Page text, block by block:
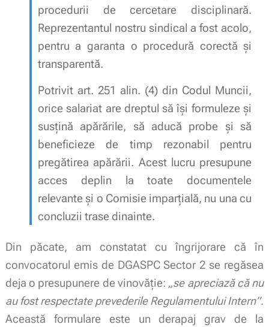
procedurii de cercetare disciplinară.
Reprezentantul nostru sindical a fost acolo,
pentru a garanta o procedură corectă și
transparentă.
Potrivit art. 251 alin. (4) din Codul Muncii,
orice salariat are dreptul să își formuleze și
susțină apărările, să aducă probe și să
beneficieze de timp rezonabil pentru
pregătirea apărării. Acest lucru presupune
acces deplin la toate documentele
relevante și o Comisie imparțială, nu una cu
concluzii trase dinainte.
Din păcate, am constatat cu îngrijorare că în
convocatorul emis de DGASPC Sector 2 se regăsea
deja o presupunere de vinovăție: „se apreciază că nu
au fost respectate prevederile Regulamentului Intern”.
Această formulare este un derapaj grav de la